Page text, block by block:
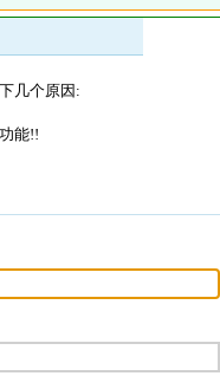
几个原因:
能!!